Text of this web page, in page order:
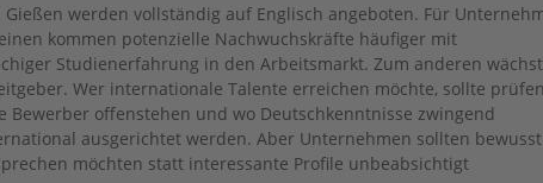
werden vollständig auf Englisch angeboten. Für
kommen potenzielle Nachwuchskräfte häufiger mit
Studienerfahrung in den Arbeitsmarkt. Zum anderen
Wer internationale Talente erreichen möchte, sollte
offenstehen und wo Deutschkenntnisse zwingend
ausgerichtet werden. Aber Unternehmen sollten bewusst
möchten statt interessante Profile unbeabsichtigt